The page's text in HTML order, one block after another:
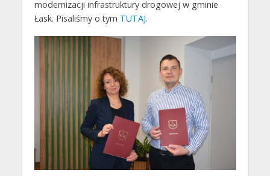
modernizacji infrastruktury drogowej w gminie
Łask. Pisaliśmy o tym TUTAJ.